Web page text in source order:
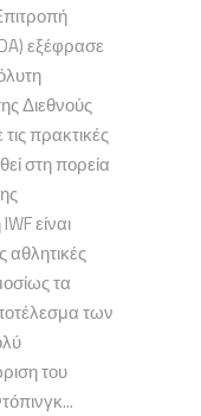
εξέφρασε
Διεθνούς
πρακτικές
στη πορεία
είναι
αθλητικές
τα
των
του